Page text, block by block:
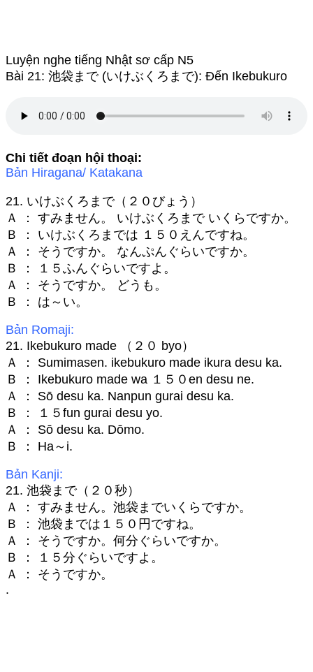
Luyện nghe tiếng Nhật sơ cấp N5
Bài 21: 池袋まで (いけぶくろまで): Đến Ikebukuro
Chi tiết đoạn hội thoại:
Bản Hiragana/ Katakana
21. いけぶくろまで（２０びょう）
Ａ ： すみません。 いけぶくろまで いくらですか。
Ｂ ： いけぶくろまでは １５０えんですね。
Ａ ： そうですか。 なんぷんぐらいですか。
Ｂ ： １５ふんぐらいですよ。
Ａ ： そうですか。 どうも。
Ｂ ： は～い。
Bản Romaji:
21. Ikebukuro made （２０ byo）
Ａ ： Sumimasen. ikebukuro made ikura desu ka.
Ｂ ： Ikebukuro made wa １５０en desu ne.
Ａ ： Sō desu ka. Nanpun gurai desu ka.
Ｂ ： １５fun gurai desu yo.
Ａ ： Sō desu ka. Dōmo.
Ｂ ： Ha～i.
Bản Kanji:
21. 池袋まで（２０秒）
Ａ ： すみません。池袋までいくらですか。
Ｂ ： 池袋までは１５０円ですね。
Ａ ： そうですか。何分ぐらいですか。
Ｂ ： １５分ぐらいですよ。
Ａ ： そうですか。
.